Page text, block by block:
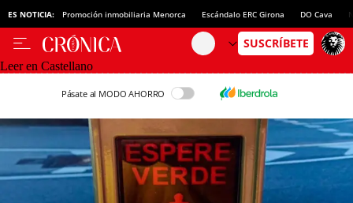
ES NOTICIA: Promoción inmobiliaria Menorca Escándalo ERC Girona DO Cava
Leer en Castellano
Pásate al MODO AHORRO